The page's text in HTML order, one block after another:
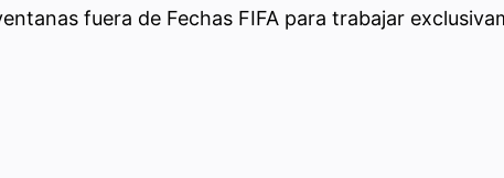
fuera de Fechas FIFA para trabajar